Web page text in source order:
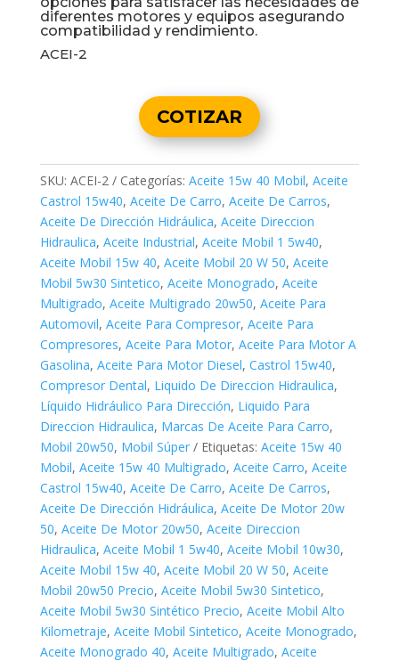
diferentes motores y equipos asegurando
compatibilidad y rendimiento.
ACEI-2
COTIZAR
SKU: ACEI-2 Categorías: Aceite 15w 40 Mobil, Aceite
Castrol 15w40, Aceite De Carro, Aceite De Carros,
Aceite De Dirección Hidráulica, Aceite Direccion
Hidraulica, Aceite Industrial, Aceite Mobil 1 5w40,
Aceite Mobil 15w 40, Aceite Mobil 20 W 50, Aceite
Mobil 5w30 Sintetico, Aceite Monogrado, Aceite
Multigrado, Aceite Multigrado 20w50, Aceite Para
Automovil, Aceite Para Compresor, Aceite Para
Compresores, Aceite Para Motor, Aceite Para Motor A
Gasolina, Aceite Para Motor Diesel, Castrol 15w40,
Compresor Dental, Liquido De Direccion Hidraulica,
Líquido Hidráulico Para Dirección, Liquido Para
Direccion Hidraulica, Marcas De Aceite Para Carro,
Mobil 20w50, Mobil Súper Etiquetas: Aceite 15w 40
Mobil, Aceite 15w 40 Multigrado, Aceite Carro, Aceite
Castrol 15w40, Aceite De Carro, Aceite De Carros,
Aceite De Dirección Hidráulica, Aceite De Motor 20w
50, Aceite De Motor 20w50, Aceite Direccion
Hidraulica, Aceite Mobil 1 5w40, Aceite Mobil 10w30,
Aceite Mobil 15w 40, Aceite Mobil 20 W 50, Aceite
Mobil 20w50 Precio, Aceite Mobil 5w30 Sintetico,
Aceite Mobil 5w30 Sintético Precio, Aceite Mobil Alto
Kilometraje, Aceite Mobil Sintetico, Aceite Monogrado,
Aceite Monogrado 40, Aceite Multigrado, Aceite